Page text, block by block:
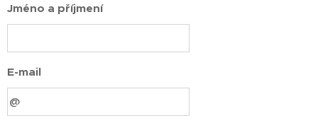
Jméno a příjmení
E-mail